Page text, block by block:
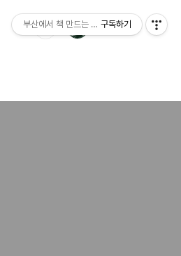
부산에서 책 만드는 이야기 : 산지니출판사 블
구독하기